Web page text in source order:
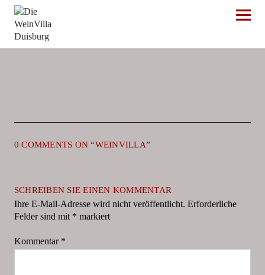
Die WeinVilla Duisburg
0 COMMENTS ON “WEINVILLA”
SCHREIBEN SIE EINEN KOMMENTAR
Ihre E-Mail-Adresse wird nicht veröffentlicht. Erforderliche
Felder sind mit * markiert
Kommentar *